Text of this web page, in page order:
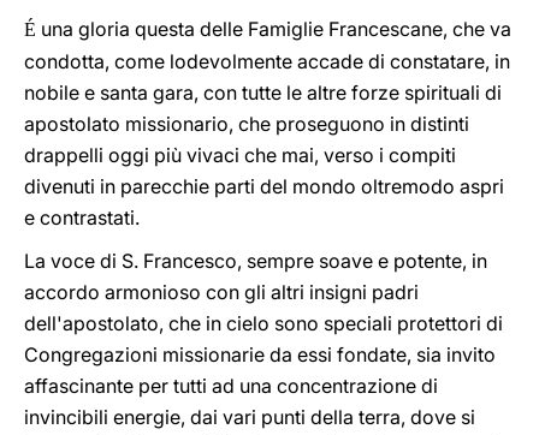
É una gloria questa delle Famiglie Francescane, che va
condotta, come lodevolmente accade di constatare, in
nobile e santa gara, con tutte le altre forze spirituali di
apostolato missionario, che proseguono in distinti
drappelli oggi più vivaci che mai, verso i compiti
divenuti in parecchie parti del mondo oltremodo aspri
e contrastati.
La voce di S. Francesco, sempre soave e potente, in
accordo armonioso con gli altri insigni padri
dell'apostolato, che in cielo sono speciali protettori di
Congregazioni missionarie da essi fondate, sia invito
affascinante per tutti ad una concentrazione di
invincibili energie, dai vari punti della terra, dove si